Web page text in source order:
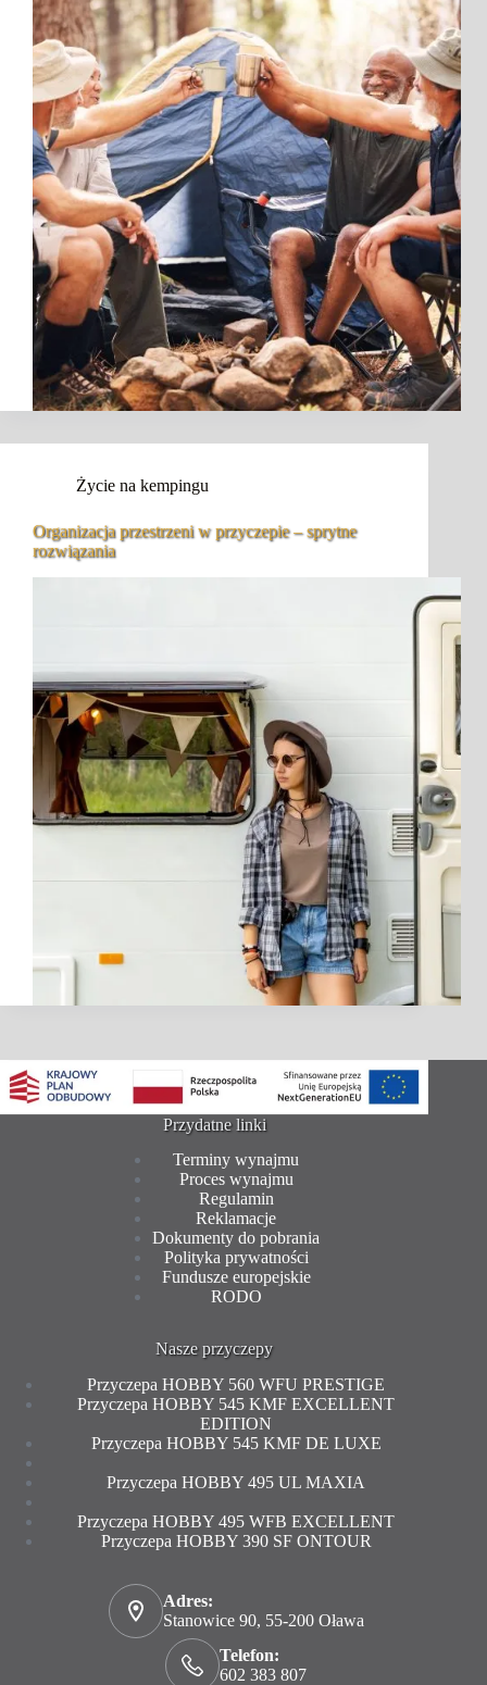
Życie na kempingu
Organizacja przestrzeni w przyczepie – sprytne
rozwiązania
Przydatne linki
Terminy wynajmu
Proces wynajmu
Regulamin
Reklamacje
Dokumenty do pobrania
Polityka prywatności
Fundusze europejskie
RODO
Nasze przyczepy
Przyczepa HOBBY 560 WFU PRESTIGE
Przyczepa HOBBY 545 KMF EXCELLENT
EDITION
Przyczepa HOBBY 545 KMF DE LUXE
Przyczepa HOBBY 495 UL MAXIA
Przyczepa HOBBY 495 WFB EXCELLENT
Przyczepa HOBBY 390 SF ONTOUR
Adres:
Stanowice 90, 55-200 Oława
Telefon:
602 383 807